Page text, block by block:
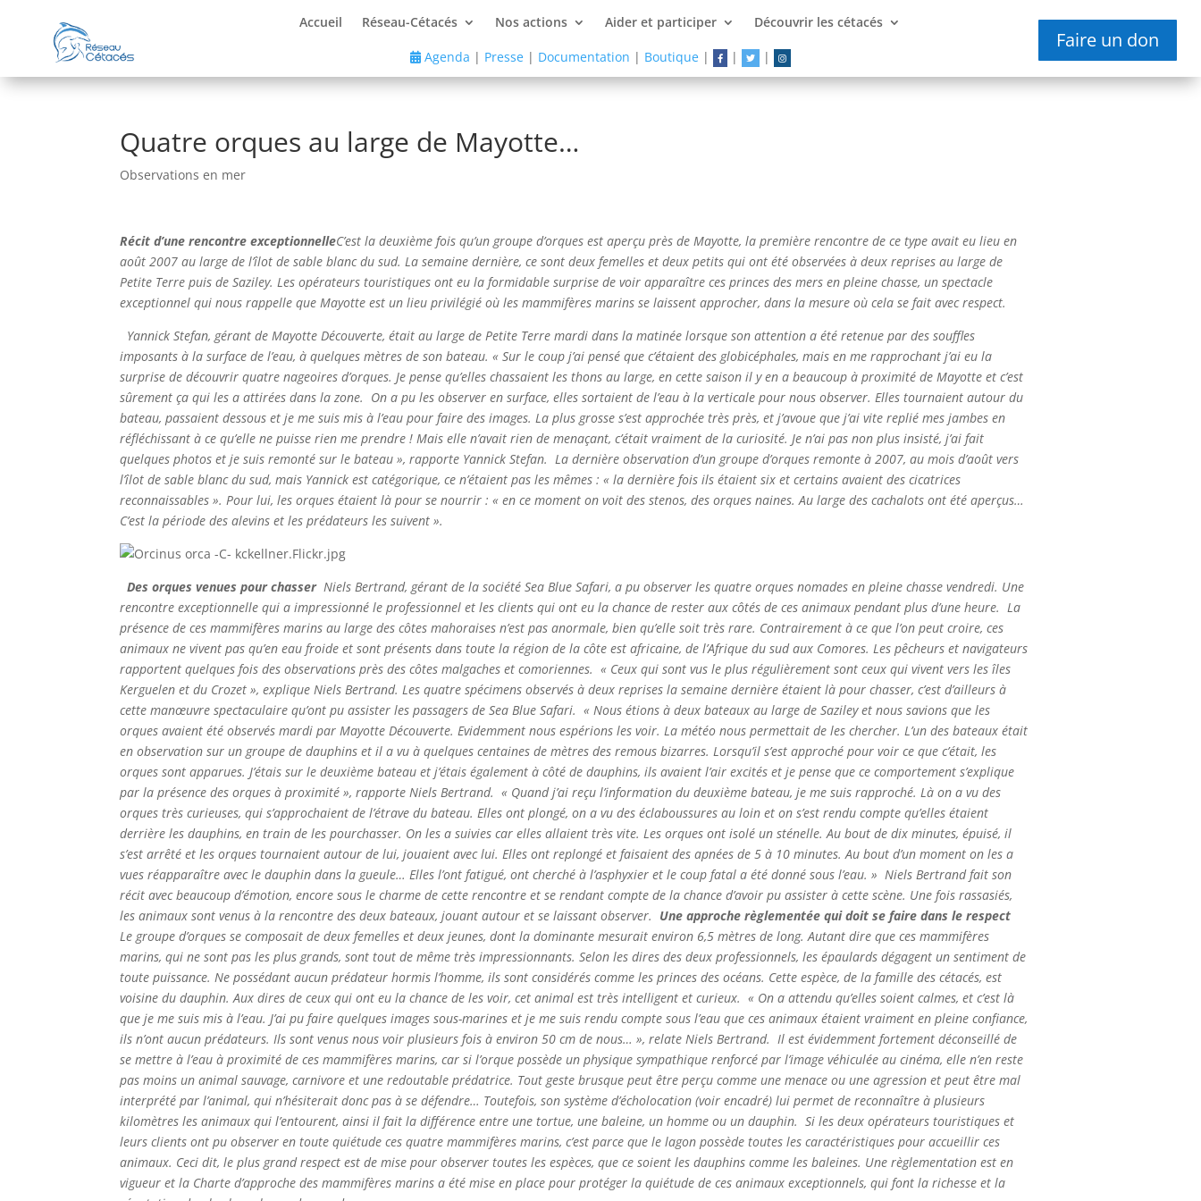
Accueil Réseau-Cétacés Nos actions Aider et participer Découvrir les cétacés
Agenda | Presse| Documentation | Boutique| | |
Faire un don
Quatre orques au large de Mayotte…
Observations en mer
Récit d’une rencontre exceptionnelleC’est la deuxième fois qu’un groupe d’orques est aperçu près de Mayotte, la première rencontre de ce type avait eu lieu en
août 2007 au large de l’îlot de sable blanc du sud. La semaine dernière, ce sont deux femelles et deux petits qui ont été observées à deux reprises au large de
Petite Terre puis de Saziley. Les opérateurs touristiques ont eu la formidable surprise de voir apparaître ces princes des mers en pleine chasse, un spectacle
exceptionnel qui nous rappelle que Mayotte est un lieu privilégié où les mammifères marins se laissent approcher, dans la mesure où cela se fait avec respect.
Yannick Stefan, gérant de Mayotte Découverte, était au large de Petite Terre mardi dans la matinée lorsque son attention a été retenue par des souffles
imposants à la surface de l’eau, à quelques mètres de son bateau. « Sur le coup j’ai pensé que c’étaient des globicéphales, mais en me rapprochant j’ai eu la
surprise de découvrir quatre nageoires d’orques. Je pense qu’elles chassaient les thons au large, en cette saison il y en a beaucoup à proximité de Mayotte et c’est
sûrement ça qui les a attirées dans la zone. On a pu les observer en surface, elles sortaient de l’eau à la verticale pour nous observer. Elles tournaient autour du
bateau, passaient dessous et je me suis mis à l’eau pour faire des images. La plus grosse s’est approchée très près, et j’avoue que j’ai vite replié mes jambes en
réfléchissant à ce qu’elle ne puisse rien me prendre ! Mais elle n’avait rien de menaçant, c’était vraiment de la curiosité. Je n’ai pas non plus insisté, j’ai fait
quelques photos et je suis remonté sur le bateau », rapporte Yannick Stefan. La dernière observation d’un groupe d’orques remonte à 2007, au mois d’août vers
l’îlot de sable blanc du sud, mais Yannick est catégorique, ce n’étaient pas les mêmes : « la dernière fois ils étaient six et certains avaient des cicatrices
reconnaissables ». Pour lui, les orques étaient là pour se nourrir : « en ce moment on voit des stenos, des orques naines. Au large des cachalots ont été aperçus…
C’est la période des alevins et les prédateurs les suivent ».
Des orques venues pour chasser Niels Bertrand, gérant de la société Sea Blue Safari, a pu observer les quatre orques nomades en pleine chasse vendredi. Une
rencontre exceptionnelle qui a impressionné le professionnel et les clients qui ont eu la chance de rester aux côtés de ces animaux pendant plus d’une heure. La
présence de ces mammifères marins au large des côtes mahoraises n’est pas anormale, bien qu’elle soit très rare. Contrairement à ce que l’on peut croire, ces
animaux ne vivent pas qu’en eau froide et sont présents dans toute la région de la côte est africaine, de l’Afrique du sud aux Comores. Les pêcheurs et navigateurs
rapportent quelques fois des observations près des côtes malgaches et comoriennes. « Ceux qui sont vus le plus régulièrement sont ceux qui vivent vers les îles
Kerguelen et du Crozet », explique Niels Bertrand. Les quatre spécimens observés à deux reprises la semaine dernière étaient là pour chasser, c’est d’ailleurs à
cette manœuvre spectaculaire qu’ont pu assister les passagers de Sea Blue Safari. « Nous étions à deux bateaux au large de Saziley et nous savions que les
orques avaient été observés mardi par Mayotte Découverte. Evidemment nous espérions les voir. La météo nous permettait de les chercher. L’un des bateaux était
en observation sur un groupe de dauphins et il a vu à quelques centaines de mètres des remous bizarres. Lorsqu’il s’est approché pour voir ce que c’était, les
orques sont apparues. J’étais sur le deuxième bateau et j’étais également à côté de dauphins, ils avaient l’air excités et je pense que ce comportement s’explique
par la présence des orques à proximité », rapporte Niels Bertrand. « Quand j’ai reçu l’information du deuxième bateau, je me suis rapproché. Là on a vu des
orques très curieuses, qui s’approchaient de l’étrave du bateau. Elles ont plongé, on a vu des éclaboussures au loin et on s’est rendu compte qu’elles étaient
derrière les dauphins, en train de les pourchasser. On les a suivies car elles allaient très vite. Les orques ont isolé un sténelle. Au bout de dix minutes, épuisé, il
s’est arrêté et les orques tournaient autour de lui, jouaient avec lui. Elles ont replongé et faisaient des apnées de 5 à 10 minutes. Au bout d’un moment on les a
vues réapparaître avec le dauphin dans la gueule… Elles l’ont fatigué, ont cherché à l’asphyxier et le coup fatal a été donné sous l’eau. » Niels Bertrand fait son
récit avec beaucoup d’émotion, encore sous le charme de cette rencontre et se rendant compte de la chance d’avoir pu assister à cette scène. Une fois rassasiés,
les animaux sont venus à la rencontre des deux bateaux, jouant autour et se laissant observer. Une approche règlementée qui doit se faire dans le respect
Le groupe d’orques se composait de deux femelles et deux jeunes, dont la dominante mesurait environ 6,5 mètres de long. Autant dire que ces mammifères
marins, qui ne sont pas les plus grands, sont tout de même très impressionnants. Selon les dires des deux professionnels, les épaulards dégagent un sentiment de
toute puissance. Ne possédant aucun prédateur hormis l’homme, ils sont considérés comme les princes des océans. Cette espèce, de la famille des cétacés, est
voisine du dauphin. Aux dires de ceux qui ont eu la chance de les voir, cet animal est très intelligent et curieux. « On a attendu qu’elles soient calmes, et c’est là
que je me suis mis à l’eau. J’ai pu faire quelques images sous-marines et je me suis rendu compte sous l’eau que ces animaux étaient vraiment en pleine confiance,
ils n’ont aucun prédateurs. Ils sont venus nous voir plusieurs fois à environ 50 cm de nous… », relate Niels Bertrand. Il est évidemment fortement déconseillé de
se mettre à l’eau à proximité de ces mammifères marins, car si l’orque possède un physique sympathique renforcé par l’image véhiculée au cinéma, elle n’en reste
pas moins un animal sauvage, carnivore et une redoutable prédatrice. Tout geste brusque peut être perçu comme une menace ou une agression et peut être mal
interprété par l’animal, qui n’hésiterait donc pas à se défendre… Toutefois, son système d’écholocation (voir encadré) lui permet de reconnaître à plusieurs
kilomètres les animaux qui l’entourent, ainsi il fait la différence entre une tortue, une baleine, un homme ou un dauphin. Si les deux opérateurs touristiques et
leurs clients ont pu observer en toute quiétude ces quatre mammifères marins, c’est parce que le lagon possède toutes les caractéristiques pour accueillir ces
animaux. Ceci dit, le plus grand respect est de mise pour observer toutes les espèces, que ce soient les dauphins comme les baleines. Une règlementation est en
vigueur et la Charte d’approche des mammifères marins a été mise en place pour protéger la quiétude de ces animaux exceptionnels, qui font la richesse et la